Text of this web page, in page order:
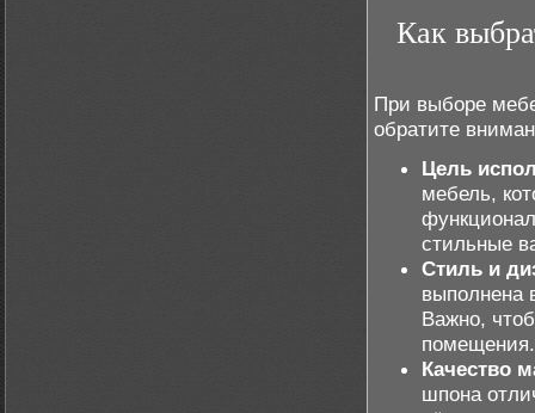
Как
При выборе
обратите
Цель
мебель,
стильные
Стиль и
выполнена
Важно,
помещения.
Качество
шпона